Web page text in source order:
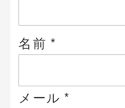
名前*
メール*